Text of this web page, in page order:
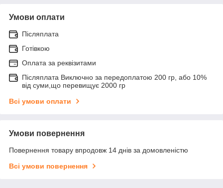
Умови оплати
Післяплата
Готівкою
Оплата за реквізитами
Післяплата Виключно за передоплатою 200 гр, або 10%
від суми,що перевищує 2000 гр
Всі умови оплати
Умови повернення
Повернення товару впродовж 14 днів за домовленістю
Всі умови повернення